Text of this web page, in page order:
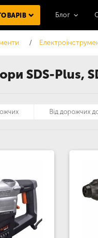
SDS-Plus,
Блог
Від дорожчих